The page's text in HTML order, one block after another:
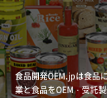
食品開発OEM.jpは食品
業と食品をOEM・受託